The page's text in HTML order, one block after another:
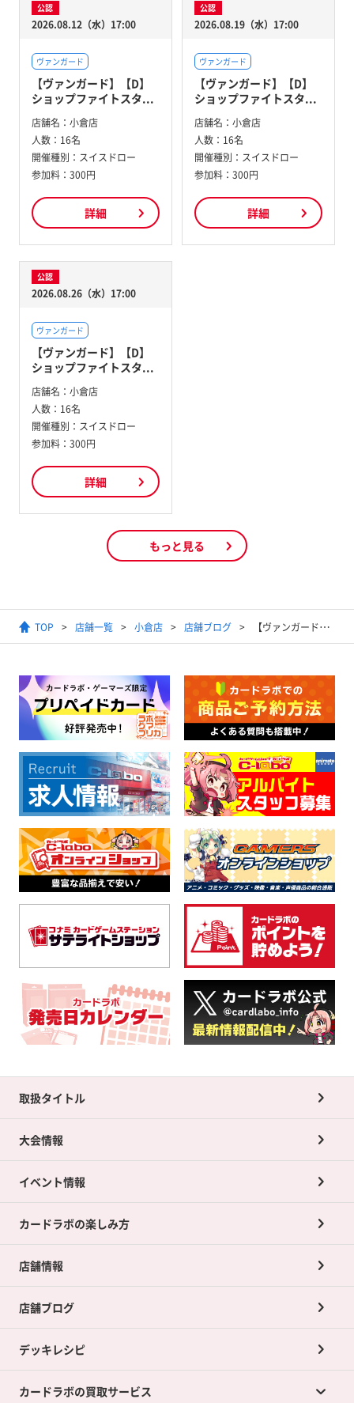
公認
2026.08.12（水）17:00
ヴァンガード
【ヴァンガード】【D】
ショップファイトスタ...
店舗名： 小倉店
人数： 16名
開催種別： スイスドロー
参加料： 300円
詳細
公認
2026.08.19（水）17:00
ヴァンガード
【ヴァンガード】【D】
ショップファイトスタ...
店舗名： 小倉店
人数： 16名
開催種別： スイスドロー
参加料： 300円
詳細
公認
2026.08.26（水）17:00
ヴァンガード
【ヴァンガード】【D】
ショップファイトスタ...
店舗名： 小倉店
人数： 16名
開催種別： スイスドロー
参加料： 300円
詳細
もっと見る
TOP 店舗一覧 小倉店 店舗ブログ 【ヴァンガード】強すぎ！？ペイルムーンに新テキスト【ステージ】登場！
取扱タイトル
大会情報
イベント情報
カードラボの楽しみ方
店舗情報
店舗ブログ
デッキレシピ
カードラボの買取サービス